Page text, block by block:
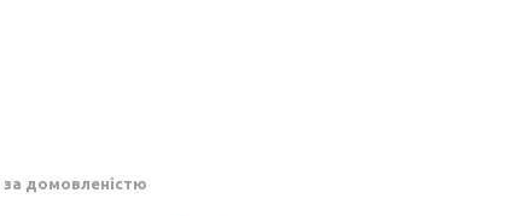
за домовленістю